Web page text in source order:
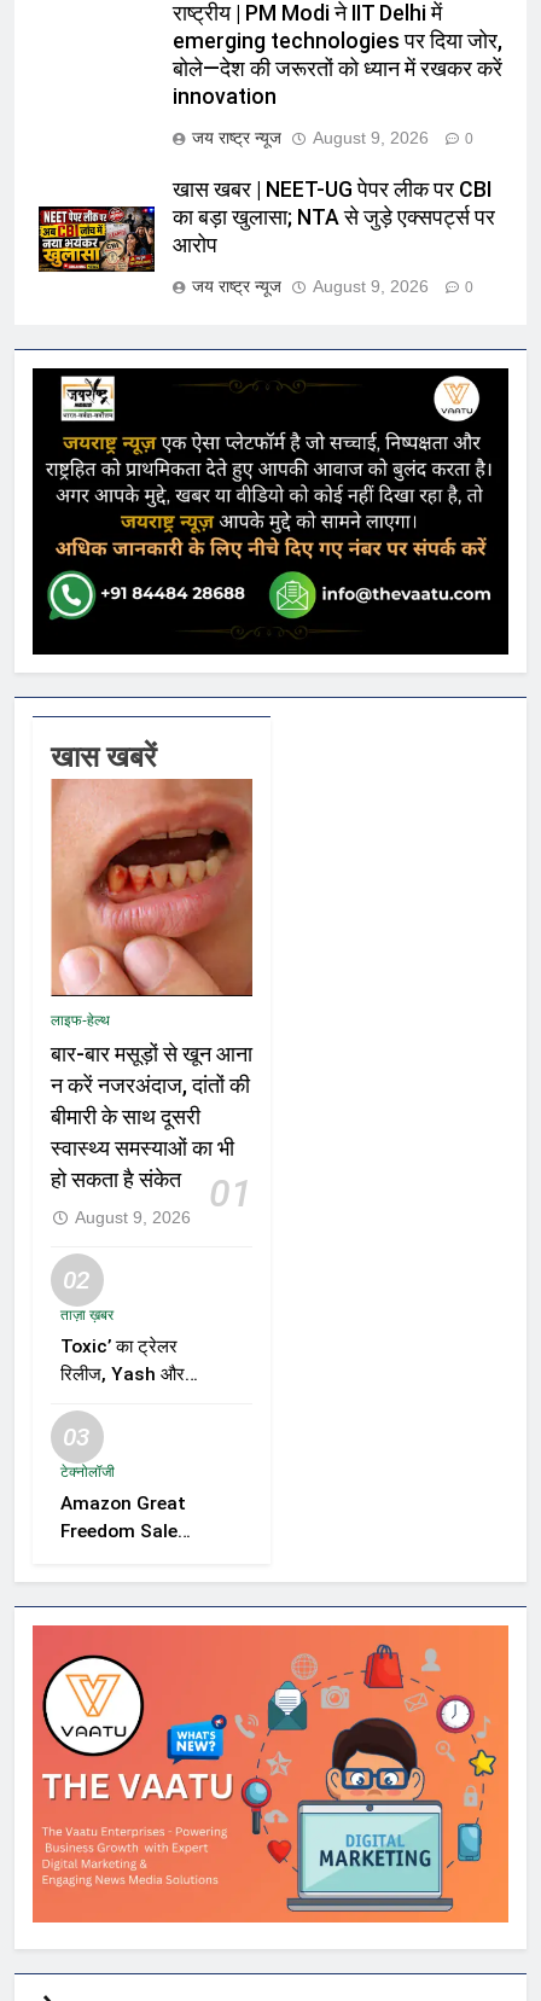
राष्ट्रीय | PM Modi ने IIT Delhi में
emerging technologies पर दिया जोर,
बोले—देश की जरूरतों को ध्यान में रखकर करें
innovation
जय राष्ट्र न्यूज August 9, 2026 0
खास खबर | NEET-UG पेपर लीक पर CBI
का बड़ा खुलासा; NTA से जुड़े एक्सपर्ट्स पर
आरोप
जय राष्ट्र न्यूज August 9, 2026 0
खास खबरें
लाइफ-हेल्थ
बार-बार मसूड़ों से खून आना
न करें नजरअंदाज, दांतों की
बीमारी के साथ दूसरी
स्वास्थ्य समस्याओं का भी
हो सकता है संकेत
01
August 9, 2026
02
ताज़ा ख़बर
Toxic’ का ट्रेलर
रिलीज, Yash और
जोड़ी ने मचाई हलचल,
फिल्म को लेकर बढ़ी
03
टेक्नोलॉजी
Amazon Great
Freedom Sale
OnePlus और
Xiaomi समेत कई
डिस्काउंट